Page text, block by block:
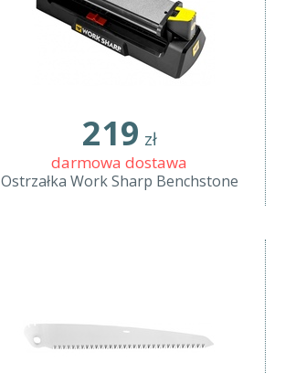
219 zł
darmowa dostawa
Ostrzałka Work Sharp Benchstone